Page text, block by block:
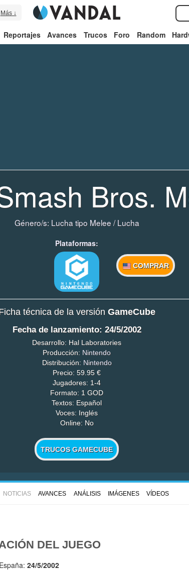
Más ↓
Reportajes Avances Trucos Foro Random
Bros.
Género/s: Lucha tipo Melee /Lucha
Plataformas:
COMPRAR
técnica de la versión GameCube
Fecha de lanzamiento: 24/5/2002
Desarrollo: Hal Laboratories
Producción: Nintendo
Distribución: Nintendo
Precio: 59.95 €
Jugadores: 1-4
Formato: 1 GOD
Textos: Español
Voces: Inglés
Online: No
TRUCOS GAMECUBE
NOTICIAS AVANCES ANÁLISIS IMÁGENES VÍDEOS
DEL JUEGO
24/5/2002